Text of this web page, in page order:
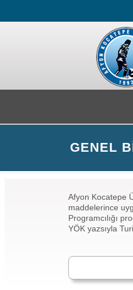
GENEL
Afyon Kocatepe
maddelerince
Programcılığı
YÖK yazsıyla